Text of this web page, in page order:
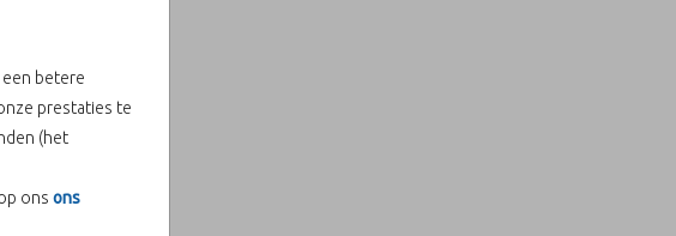
betere
prestaties te
(het
ons ons